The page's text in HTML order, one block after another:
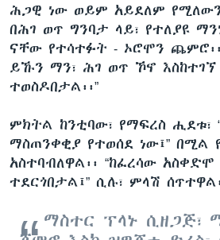
ሕጋዊ ነው ወይም አይደለም የሚለውን
በሕገ ወጥ ግንባታ ላይ፣ የተለያዩ
ናቸው የተሳተፉት - ኦሮሞን
ይኹን ማን፣ ሕገ ወጥ ኾኖ
ተወስዶበታል፡፡”
ምክትል ከንቲባው፣ የማፍረስ ሒደቱ፣
ማስጠንቀቂያ የተወሰደ ነው፤”
አስተባብለዋል፡፡ “ከፈረሳው
ተደርጎበታል፤” ሲሉ፣ ምላሽ
ማስተር ፕላኑ ሲዘጋጅ፣